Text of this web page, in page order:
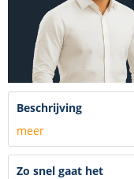
Beschrijving
meer
Zo snel gaat het